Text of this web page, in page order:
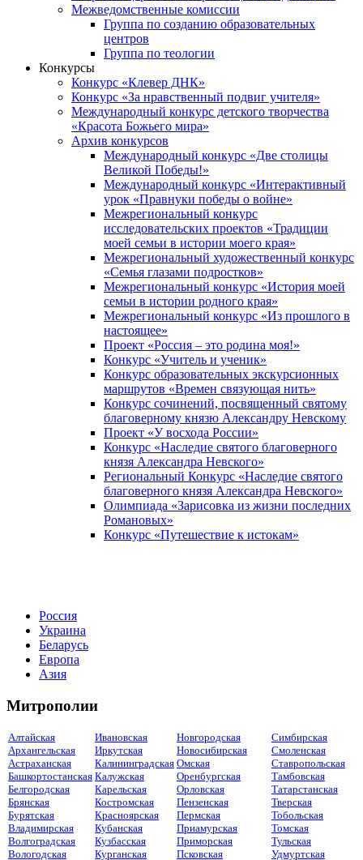
Межведомственные комиссии
Группа по созданию образовательных
центров
Группа по теологии
Конкурсы
Конкурс «Клевер ДНК»
Конкурс «За нравственный подвиг учителя»
Международный конкурс детского творчества
«Красота Божьего мира»
Архив конкурсов
Международный конкурс «Две столицы
Великой Победы!»
Международный конкурс «Интерактивный
урок «Правнуки победы о войне»
Межрегиональный конкурс
исследовательских проектов «Традиции
моей семьи в истории моего края»
Межрегиональный художественный конкурс
«Семья глазами подростков»
Межрегиональный конкурс «История моей
семьи в истории родного края»
Межрегиональный конкурс «Из прошлого в
настоящее»
Проект «Россия – это родина моя!»
Конкурс «Учитель и ученик»
Конкурс образовательных экскурсионных
маршрутов «Времен связующая нить»
Конкурс сочинений, посвященный святому
благоверному князю Александру Невскому
Проект «У восхода России»
Конкурс «Наследие святого благоверного
князя Александра Невского»
Региональный Конкурс «Наследие святого
благоверного князя Александра Невского»
Олимпиада «Зарисовка из жизни последних
Романовых»
Конкурс «Путешествие к истокам»
Россия
Украина
Беларусь
Европа
Азия
Митрополии
Алтайская
Архангельская
Астраханская
Башкортостанская
Белгородская
Брянская
Бурятская
Владимирская
Волгоградская
Вологодская
Ивановская
Иркутская
Калининградская
Калужская
Карельская
Костромская
Красноярская
Кубанская
Кузбасская
Курганская
Новгородская
Новосибирская
Омская
Оренбургская
Орловская
Пензенская
Пермская
Приамурская
Приморская
Псковская
Симбирская
Смоленская
Ставропольская
Тамбовская
Татарстанская
Тверская
Тобольская
Томская
Тульская
Удмуртская